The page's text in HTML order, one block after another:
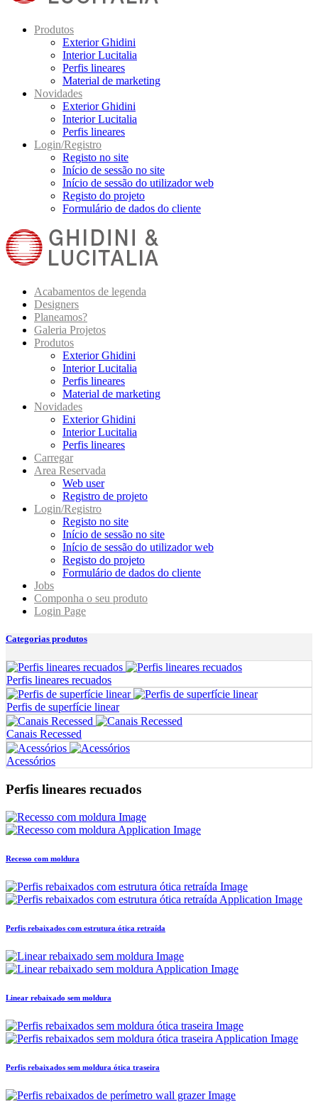
Produtos
Exterior Ghidini
Interior Lucitalia
Perfis lineares
Material de marketing
Novidades
Exterior Ghidini
Interior Lucitalia
Perfis lineares
Login/Registro
Registo no site
Início de sessão no site
Início de sessão do utilizador web
Registo do projeto
Formulário de dados do cliente
Acabamentos de legenda
Designers
Planeamos?
Galeria Projetos
Produtos
Exterior Ghidini
Interior Lucitalia
Perfis lineares
Material de marketing
Novidades
Exterior Ghidini
Interior Lucitalia
Perfis lineares
Carregar
Area Reservada
Web user
Registro de projeto
Login/Registro
Registo no site
Início de sessão no site
Início de sessão do utilizador web
Registo do projeto
Formulário de dados do cliente
Jobs
Componha o seu produto
Login Page
Categorias produtos
Perfis lineares recuados
Perfis de superfície linear
Canais Recessed
Acessórios
Perfis lineares recuados
Recesso com moldura
Perfis rebaixados com estrutura ótica retraída
Linear rebaixado sem moldura
Perfis rebaixados sem moldura ótica traseira